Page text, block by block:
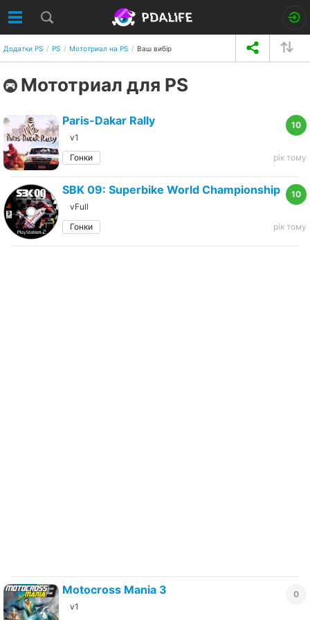
Додатки PS PS Мототриал на PS Ваш вибір
Мототриал для PS
10
Paris-Dakar Rally
v1
Гонки
рік тому
10
SBK 09: Superbike World Championship
vFull
Гонки
рік тому
0
Motocross Mania 3
v1